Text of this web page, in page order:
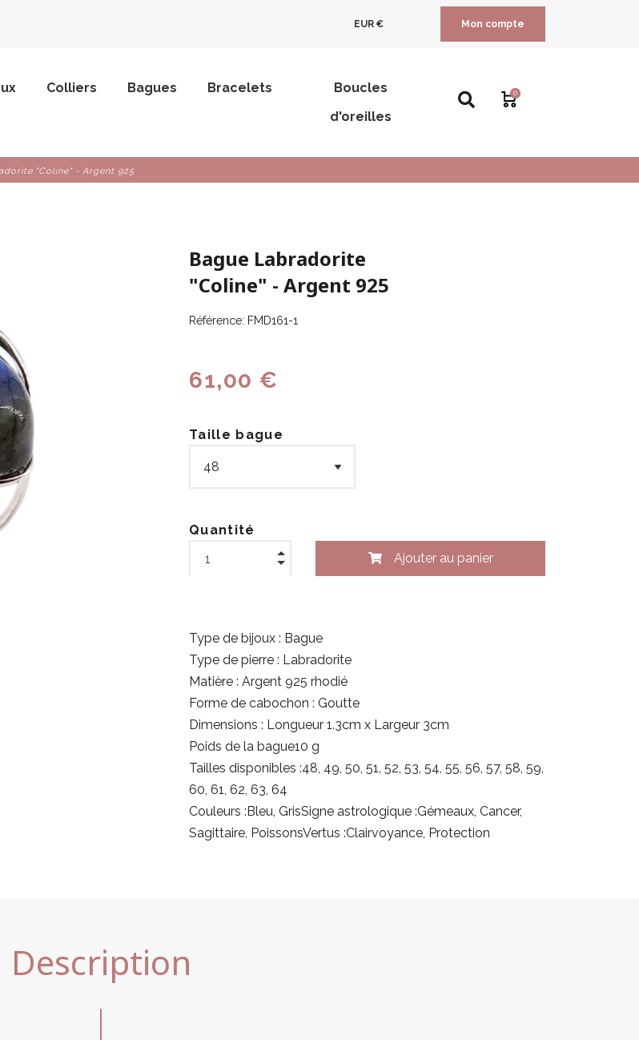
EUR € Mon compte
Colliers Bagues Bracelets
Boucles
d'oreilles
0
"Coline" - Argent 925
Bague Labradorite
"Coline" - Argent 925
Référence: FMD161-1
61,00 €
Taille bague
Quantité
Ajouter au panier
Type de bijoux : Bague
Type de pierre : Labradorite
Matière : Argent 925 rhodié
Forme de cabochon : Goutte
Dimensions : Longueur 1.3cm x Largeur 3cm
Poids de la bague10 g
Tailles disponibles :48, 49, 50, 51, 52, 53, 54, 55, 56, 57, 58, 59,
60, 61, 62, 63, 64
Couleurs :Bleu, GrisSigne astrologique :Gémeaux, Cancer,
Sagittaire, PoissonsVertus :Clairvoyance, Protection
Description